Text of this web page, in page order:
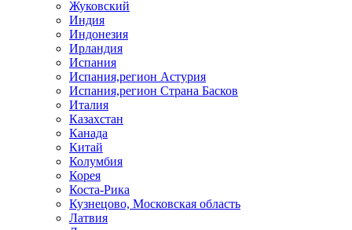
Жуковский
Индия
Индонезия
Ирландия
Испания
Испания,регион Астурия
Испания,регион Страна Басков
Италия
Казахстан
Канада
Китай
Колумбия
Корея
Коста-Рика
Кузнецово, Московская область
Латвия